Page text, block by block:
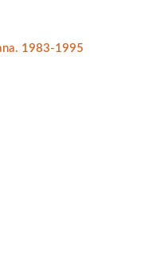
1983-1995